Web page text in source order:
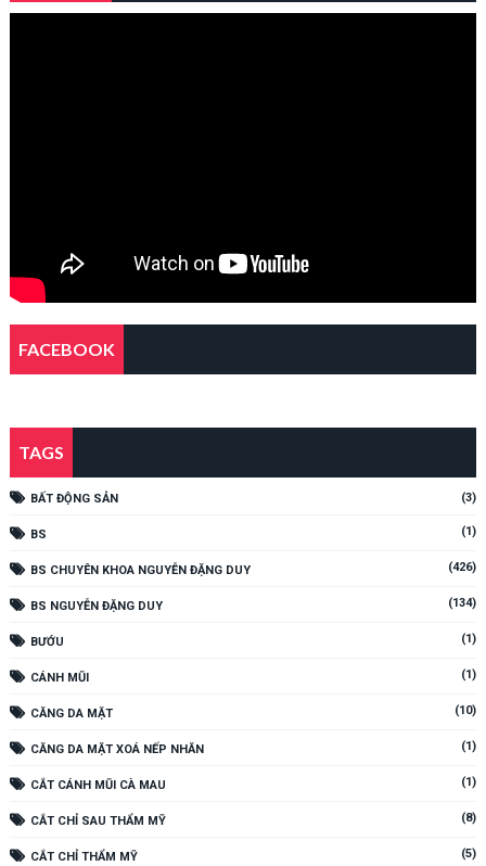
FACEBOOK
TAGS
BẤT ĐỘNG SẢN (3)
BS (1)
BS CHUYÊN KHOA NGUYỄN ĐẶNG DUY (426)
BS NGUYỄN ĐẶNG DUY (134)
BƯỚU (1)
CÁNH MŨI (1)
CĂNG DA MẶT (10)
CĂNG DA MẶT XOÁ NẾP NHĂN (1)
CẮT CÁNH MŨI CÀ MAU (1)
CẮT CHỈ SAU THẨM MỸ (8)
CẮT CHỈ THẨM MỸ (5)